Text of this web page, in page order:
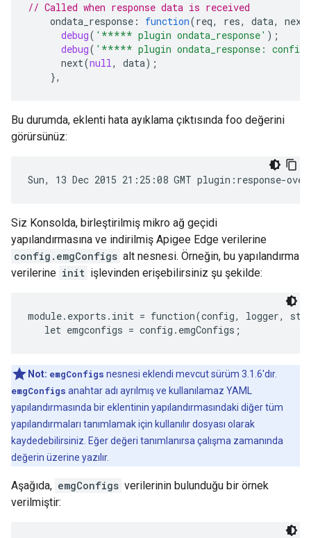
// Called when response data is received
ondata_response : function(req, res, data, next
debug( '***** plugin ondata_response' );
debug( '***** plugin ondata_response:
next(null, data);
},
Bu durumda, eklenti hata ayıklama çıktısında foo değerini
görürsünüz:
Sun, 13 Dec 2015 21:25:08 GMT plugin:response-
Siz Konsolda, birleştirilmiş mikro ağ geçidi
yapılandırmasına ve indirilmiş Apigee Edge verilerine
config.emgConfigs alt nesnesi. Örneğin, bu yapılandırma
verilerine init işlevinden erişebilirsiniz şu şekilde:
module.exports.init = function(config, logger,
Not: emgConfigs nesnesi eklendi mevcut sürüm 3.1.6'dır.
emgConfigs anahtar adı ayrılmış ve kullanılamaz YAML
yapılandırmasında bir eklentinin yapılandırmasındaki diğer tüm
yapılandırmaları tanımlamak için kullanılır dosyası olarak
kaydedebilirsiniz. Eğer değeri tanımlanırsa çalışma zamanında
değerin üzerine yazılır.
Aşağıda, emgConfigs verilerinin bulunduğu bir örnek
verilmiştir: